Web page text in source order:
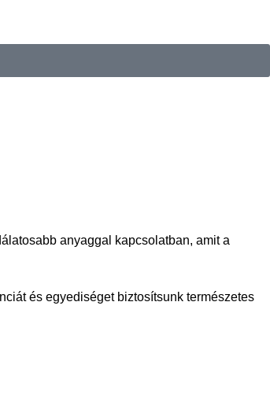
anyaggal kapcsolatban, amit a
és egyediséget biztosítsunk természetes